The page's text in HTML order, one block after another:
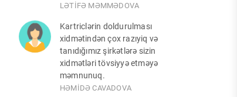
LƏTİFƏ MƏMMƏDOVA
Kartriclərin doldurulması
xidmətindən çox razıyiq və
tanıdığımız şirkətlərə sizin
xidmətləri tövsiyyə etməyə
məmnunuq.
HƏMİDƏ CAVADOVA